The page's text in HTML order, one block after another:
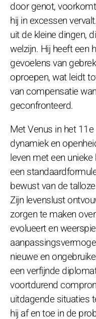
door genot,
hij in excessen
uit de kleine dingen,
welzijn. Hij heeft een
gevoelens van
oproepen, wat leidt
van compensatie
geconfronteerd.
Met Venus in het
dynamiek en
leven met een
een
bewust van de
Zijn levenslust
zorgen te maken
evolueert en
nieuwe en
een verfijnde
voortdurend
uitdagende situaties
hij af en toe in de